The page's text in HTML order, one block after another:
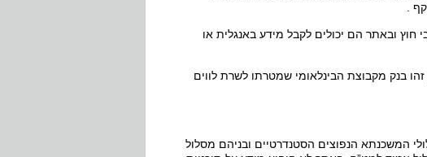
.
חוץ ובאתר הם יכולים לקבל מידע באנגלית או
בנק מקבוצת הבינלאומי שמטרתו לשרת לווים
המשכנתא הנפוצים הסטנדרטיים ובניהם מסלול